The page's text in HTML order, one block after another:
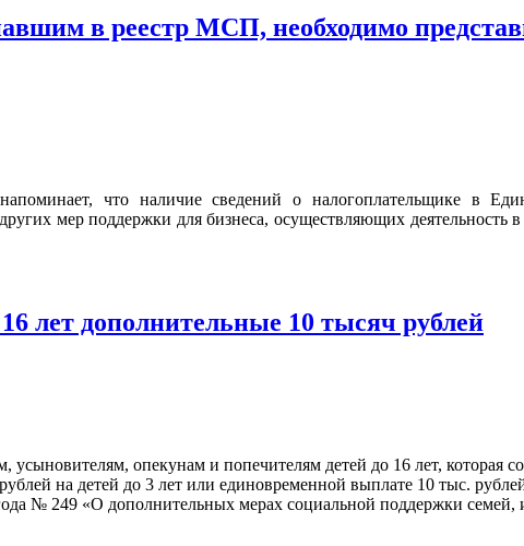
в реестр МСП, необходимо
что наличие сведений о налогоплательщике в
мер поддержки для бизнеса, осуществляющих деятельность
лет дополнительные 10 тысяч рублей
опекунам и попечителям детей до 16 лет, которая
на детей до 3 лет или единовременной выплате 10 тыс.
№ 249 «О дополнительных мерах социальной поддержки